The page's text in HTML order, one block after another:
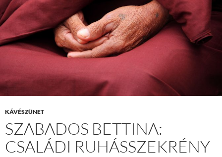
KÁVÉSZÜNET
SZABADOS BETTINA:
CSALÁDI RUHÁSSZEKRÉNY